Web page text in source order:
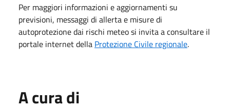
Per maggiori informazioni e aggiornamenti su
previsioni, messaggi di allerta e misure di
autoprotezione dai rischi meteo si invita a consultare il
portale internet della Protezione Civile regionale.
A cura di